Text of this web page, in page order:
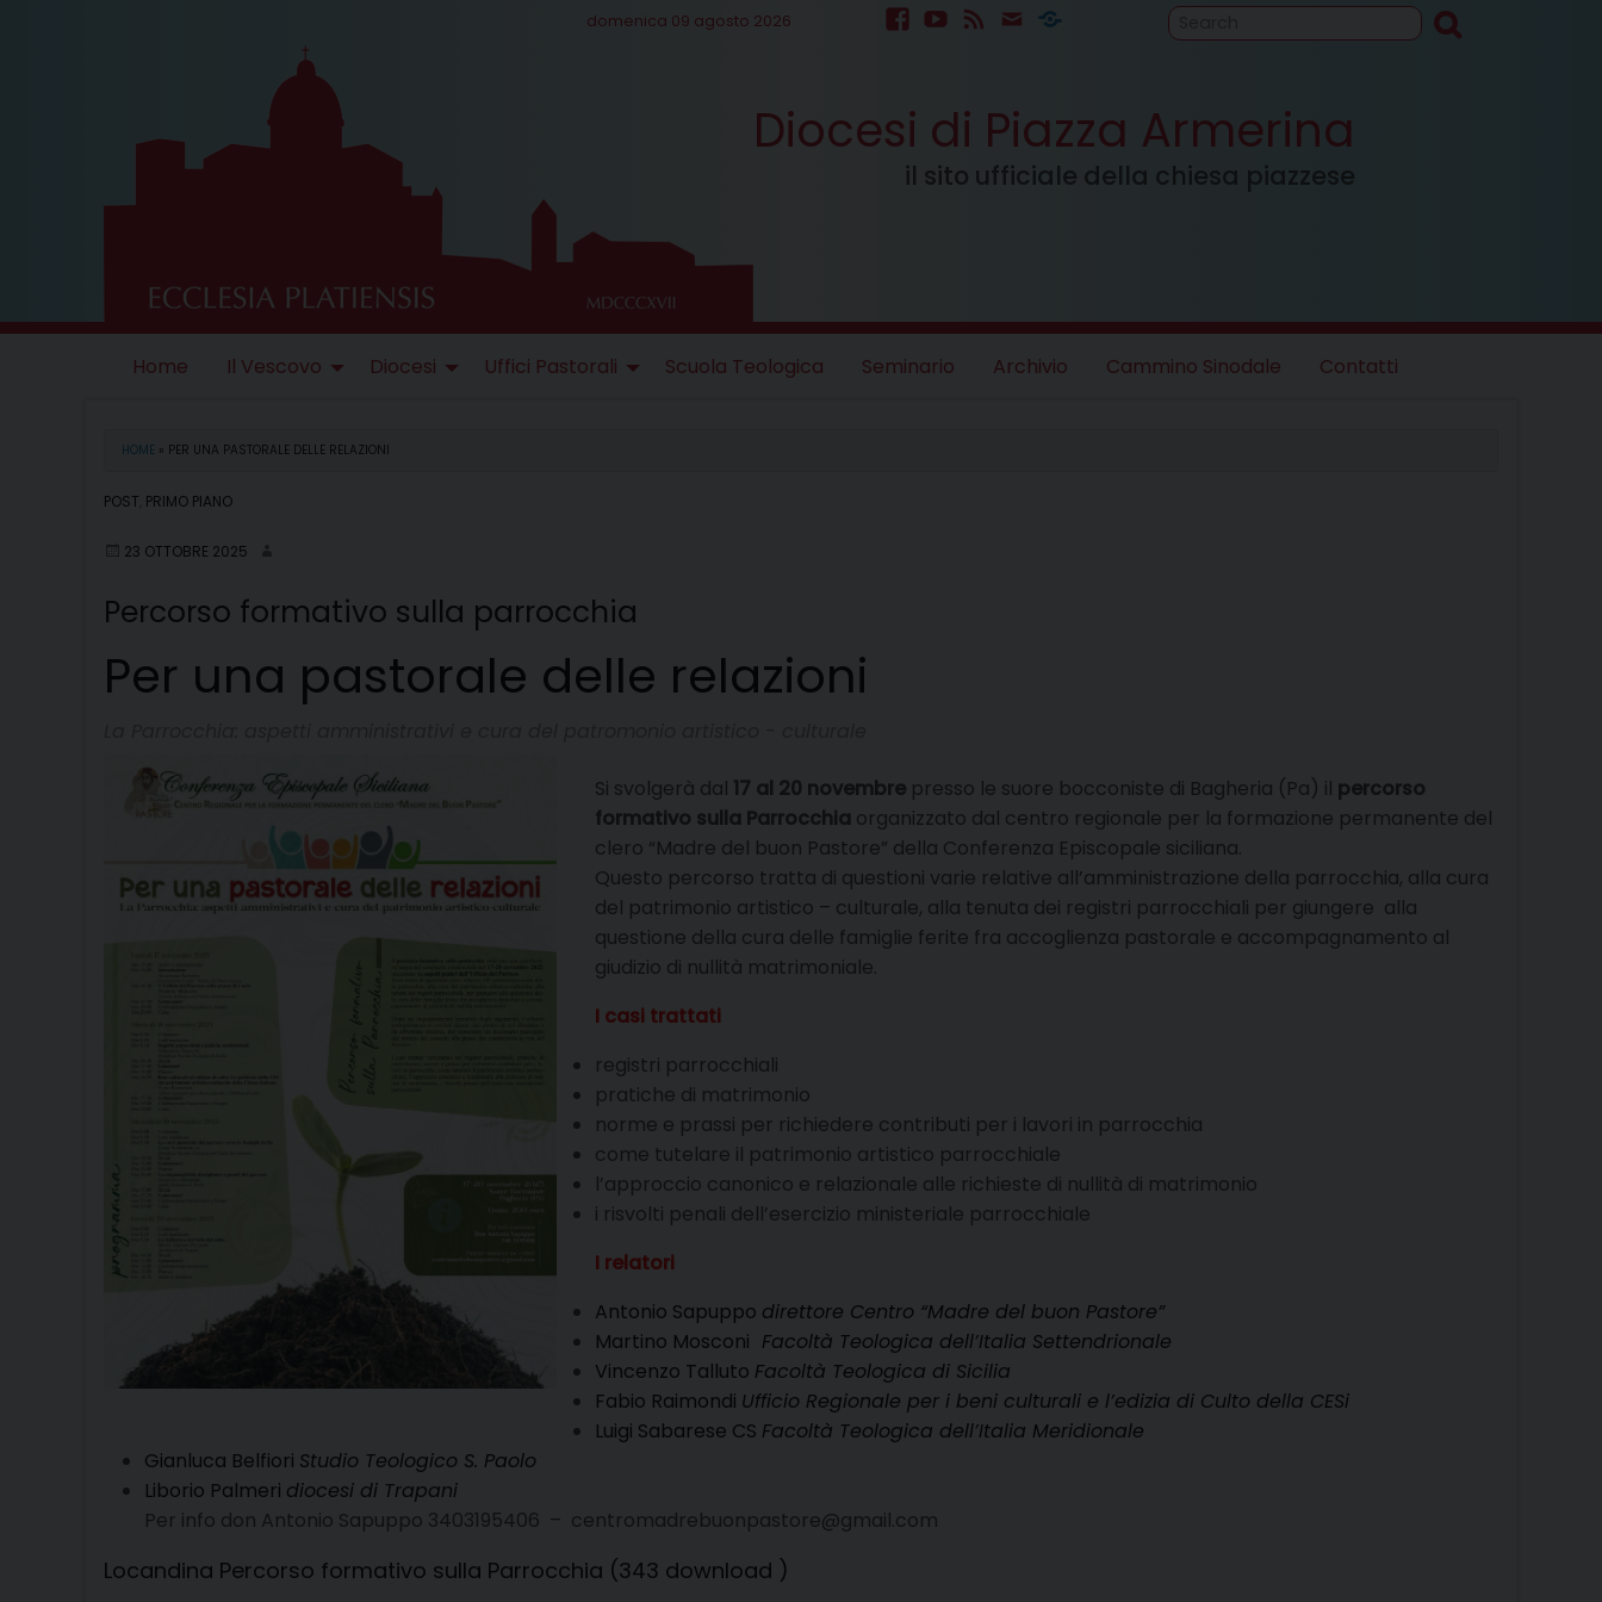
domenica 09 agosto 2026
Sinodale
Diocesi di Piazza Armerina
il sito ufficiale della chiesa piazzese
Home Il Vescovo Diocesi Uffici Pastorali Scuola Teologica Seminario Archivio Cammino Sinodale Contatti
HOME » PER UNA PASTORALE DELLE RELAZIONI
POST PRIMO PIANO
23 OTTOBRE 2025
Percorso formativo sulla parrocchia
Per una pastorale delle relazioni
Si svolgerà dal 17 al 20 novembre presso le suore bocconiste di Bagheria (Pa) il percorso
formativo sulla Parrocchia organizzato dal centro regionale per la formazione permanente del
clero “Madre del buon Pastore” della Conferenza Episcopale siciliana.
Questo percorso tratta di questioni varie relative all’amministrazione della parrocchia, alla cura
del patrimonio artistico – culturale, alla tenuta dei registri parrocchiali per giungere alla
questione della cura delle famiglie ferite fra accoglienza pastorale e accompagnamento al
giudizio di nullità matrimoniale.
I casi trattati
registri parrocchiali
pratiche di matrimonio
norme e prassi per richiedere contributi per i lavori in parrocchia
come tutelare il patrimonio artistico parrocchiale
l’approccio canonico e relazionale alle richieste di nullità di matrimonio
i risvolti penali dell’esercizio ministeriale parrocchiale
I relatori
Antonio Sapuppo direttore Centro “Madre del buon Pastore”
Martino Mosconi Facoltà Teologica dell’Italia Settendrionale
Vincenzo Talluto Facoltà Teologica di Sicilia
Fabio Raimondi Ufficio Regionale per i beni culturali e l’edizia di Culto della CESi
Luigi Sabarese CS Facoltà Teologica dell’Italia Meridionale
Gianluca Belfiori Studio Teologico S. Paolo
Liborio Palmeri diocesi di Trapani
Per info don Antonio Sapuppo 3403195406 – centromadrebuonpastore@gmail.com
Locandina Percorso formativo sulla Parrocchia (343 download )